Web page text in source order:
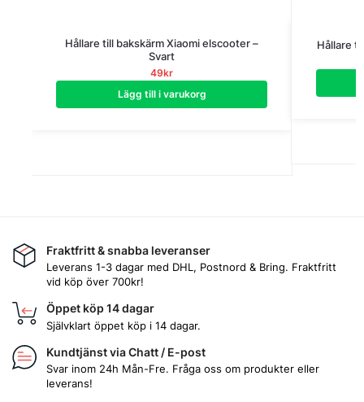
Hållare till bakskärm Xiaomi elscooter –
Svart
49kr
Lägg till i varukorg
Hållare
Fraktfritt & snabba leveranser
Leverans 1-3 dagar med DHL, Postnord & Bring. Fraktfritt
vid köp över 700kr!
Öppet köp 14 dagar
Självklart öppet köp i 14 dagar.
Kundtjänst via Chatt / E-post
Svar inom 24h Mån-Fre. Fråga oss om produkter eller
leverans!